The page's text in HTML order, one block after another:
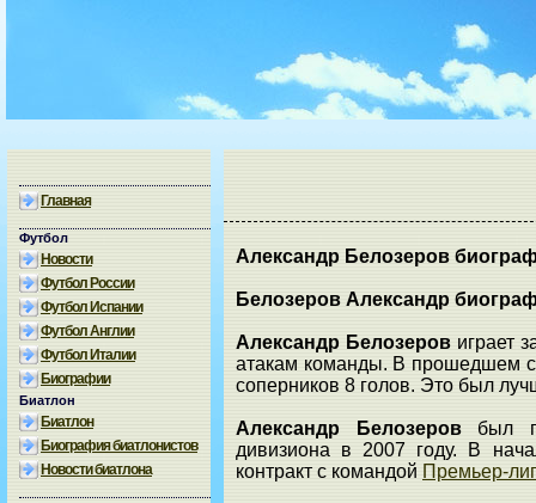
Главная
Футбол
Новости
Футбол России
Футбол Испании
Футбол Англии
Футбол Италии
Биографии
Биатлон
Биатлон
Биография биатлонистов
Новости биатлона
Александр Белозеров
Белозеров Александр
Александр Белозеров играет
атакам команды. В прошедшем
соперников 8 голов. Это был
Александр Белозеровбыл
дивизиона в 2007 году. В
контракт с командой Премьер-